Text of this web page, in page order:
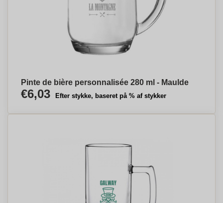
Pinte de bière personnalisée 280 ml - Maulde
€6,03 Efter stykke, baseret på % af stykker